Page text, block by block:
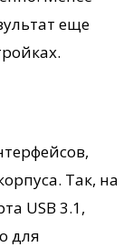
еще
Так, на
USB 3.1,
для